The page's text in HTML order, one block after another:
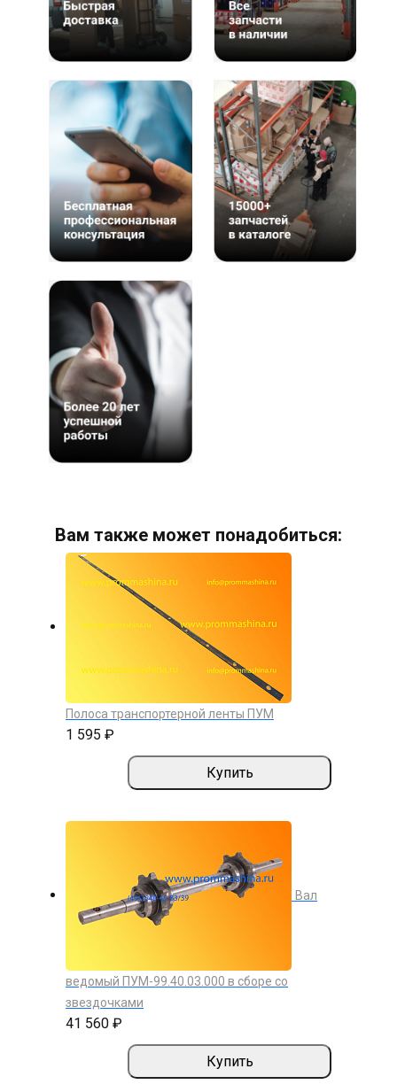
Вам также может понадобиться:
Полоса транспортерной ленты ПУМ
1 595 ₽
Купить
Вал
ведомый ПУМ-99.40.03.000 в сборе со
звездочками
41 560 ₽
Купить